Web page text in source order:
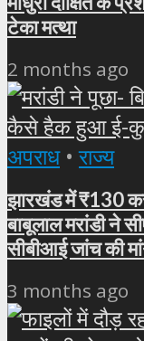
टेका मत्था
2 months ago
अपराध • राज्य
झारखंड में ₹130
बाबूलाल मरांडी ने
सीबीआई जांच की
3 months ago